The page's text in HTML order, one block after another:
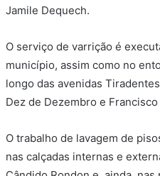
Jamile Dequech.
O serviço de varrição é
município, assim como no
longo das avenidas
Dez de Dezembro e
O trabalho de lavagem de
nas calçadas internas e